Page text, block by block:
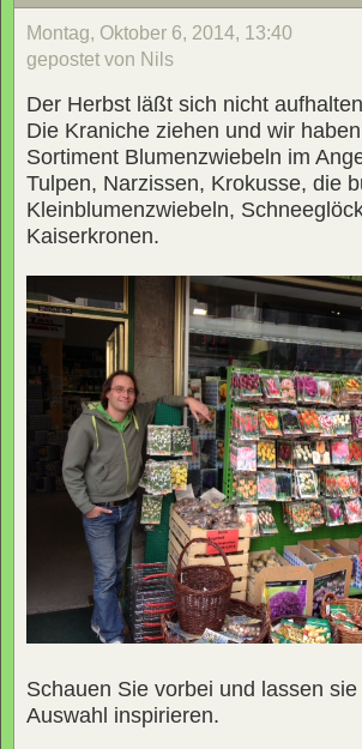
Montag, Oktober 6, 2014, 13:40
gepostet von Nils
Der Herbst läßt sich nicht
Die Kraniche ziehen und wir
Sortiment Blumenzwiebeln im
Tulpen, Narzissen, Krokusse, die
Kleinblumenzwiebeln,
Kaiserkronen.
Schauen Sie vorbei und lassen
Auswahl inspirieren.